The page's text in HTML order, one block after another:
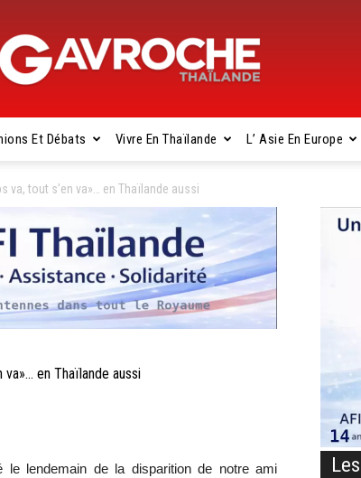
Gavroche
Thaïlande
Et Débats Vivre En Thaïlande L’ Asie En Europe
va, tout s’en va»… en Thaïlande aussi
va»… en Thaïlande aussi
le lendemain de la disparition de notre ami